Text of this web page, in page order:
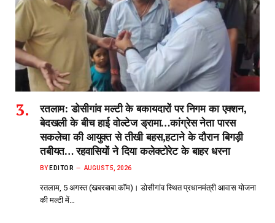
रतलाम: डोसीगांव मल्टी के बकायदारों पर निगम का एक्शन,
बेदखली के बीच हाई वोल्टेज ड्रामा…कांग्रेस नेता पारस
सकलेचा की आयुक्त से तीखी बहस,हटाने के दौरान बिगड़ी
तबीयत… रहवासियों ने दिया कलेक्टोरेट के बाहर धरना
BY EDITOR AUGUST 5, 2026
रतलाम, 5 अगस्त (खबरबाबा.कॉम)। डोसीगांव स्थित प्रधानमंत्री आवास योजना
की मल्टी में…